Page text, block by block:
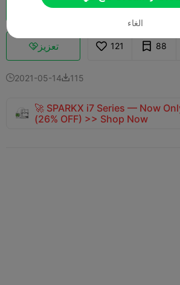
تقطيع سحابي
تعزيز 121 88
2021-05-14115
🚀 SPARKX i7 Series — Now
(26% OFF) >> Shop Now
الغاء